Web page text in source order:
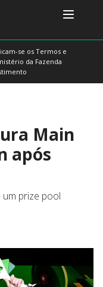
se os Termos e
da Fazenda
Main
após
prize pool